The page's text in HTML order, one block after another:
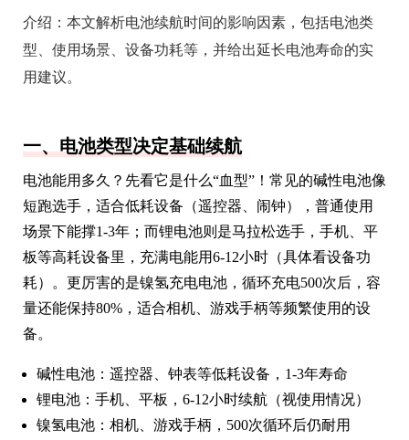
介绍： 本文解析电池续航时间的影响因素，包括电池类
型、使用场景、设备功耗等，并给出延长电池寿命的实
用建议。
一、电池类型决定基础续航
电池能用多久？先看它是什么“血型”！常见的碱性电池像
短跑选手，适合低耗设备（遥控器、闹钟），普通使用
场景下能撑1-3年；而锂电池则是马拉松选手，手机、平
板等高耗设备里，充满电能用6-12小时（具体看设备功
耗）。更厉害的是镍氢充电电池，循环充电500次后，容
量还能保持80%，适合相机、游戏手柄等频繁使用的设
备。
碱性电池：遥控器、钟表等低耗设备，1-3年寿命
锂电池：手机、平板，6-12小时续航（视使用情况）
镍氢电池：相机、游戏手柄，500次循环后仍耐用